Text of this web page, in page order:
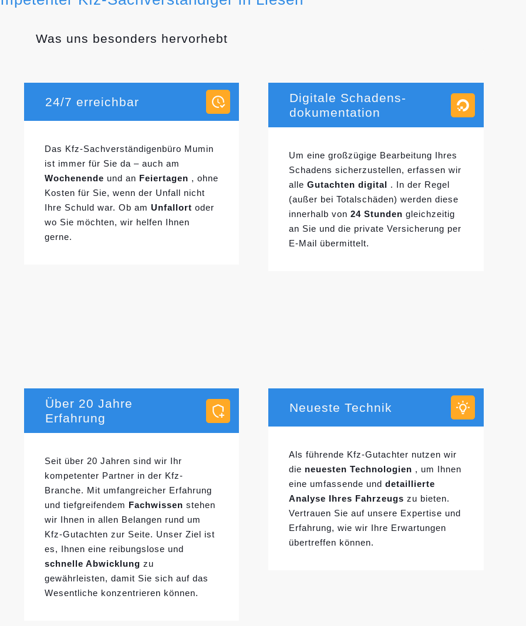
Was uns besonders hervorhebt
24/7 erreichbar
Das Kfz-Sachverständigenbüro Mumin
ist immer für Sie da – auch am
Wochenende und an Feiertagen , ohne
Kosten für Sie, wenn der Unfall nicht
Ihre Schuld war. Ob am Unfallort oder
wo Sie möchten, wir helfen Ihnen
gerne.
Digitale Schadens-
dokumentation
Um eine großzügige Bearbeitung Ihres
Schadens sicherzustellen, erfassen wir
alleGutachten digital
. In der Regel
(außer bei Totalschäden) werden diese
innerhalb von24 Stunden gleichzeitig
an Sie und die private Versicherung per
E-Mail übermittelt.
Über 20 Jahre
Erfahrung
Seit über 20 Jahren sind wir Ihr
kompetenter Partner in der Kfz-
Branche. Mit umfangreicher Erfahrung
und tiefgreifendem Fachwissen stehen
wir Ihnen in allen Belangen rund um
Kfz-Gutachten zur Seite. Unser Ziel ist
es, Ihnen eine reibungslose und
schnelle Abwicklung zu
gewährleisten, damit Sie sich auf das
Wesentliche konzentrieren können.
Neueste Technik
Als führende Kfz-Gutachter nutzen wir
die neuesten Technologien , um Ihnen
eine umfassende unddetaillierte
Analyse Ihres Fahrzeugs zu bieten.
Vertrauen Sie auf unsere Expertise und
Erfahrung, wie wir Ihre Erwartungen
übertreffen können.